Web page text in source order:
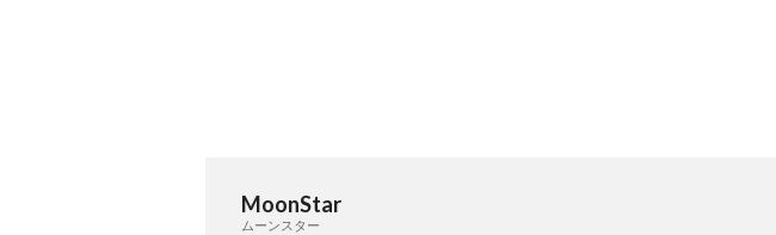
MoonStar
ムーンスター